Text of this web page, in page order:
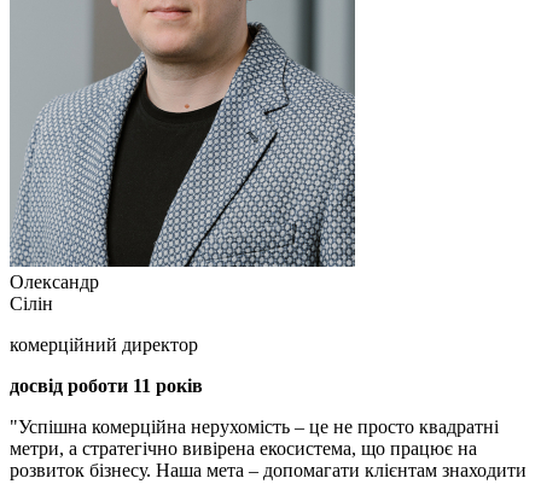
Олександр
Сілін
комерційний директор
досвід роботи 11 років
"Успішна комерційна нерухомість – це не просто квадратні
метри, а стратегічно вивірена екосистема, що працює на
розвиток бізнесу. Наша мета – допомагати клієнтам знаходити